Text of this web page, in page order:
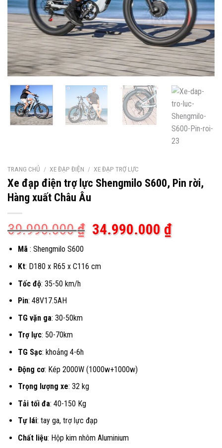
TRANG CHỦ / XE ĐẠP ĐIỆN / XE ĐẠP TRỢ LỰC
Xe đạp điện trợ lực Shengmilo S600, Pin rời,
Hàng xuất Châu Âu
39.990.000₫ Giá
39.990.000 ₫.
34.990.000 ₫Giá
hiện
Mã : Shengmilo S600
Kt: D180 x R65 x C116 cm
Tốc độ: 35-50 km/h
Pin: 48V17.5AH
TG vặn ga: 30-50km
Trợ lực: 50-70km
TG Sạc: khoảng 4-6h
Động cơ: Kép 2000W (1000w+1000w)
Trọng lượng xe: 32 kg
Tải tối đa: 40-150 Kg
Tự lái: tay ga, trợ lực đạp
Chất liệu: Hộp kim nhôm Aluminium